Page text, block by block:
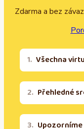
Zdarma a bez
Všechna
Přehledné